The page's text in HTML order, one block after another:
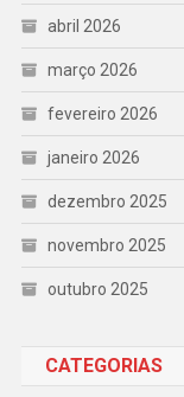
abril 2026
março 2026
fevereiro 2026
janeiro 2026
dezembro 2025
novembro 2025
outubro 2025
CATEGORIAS